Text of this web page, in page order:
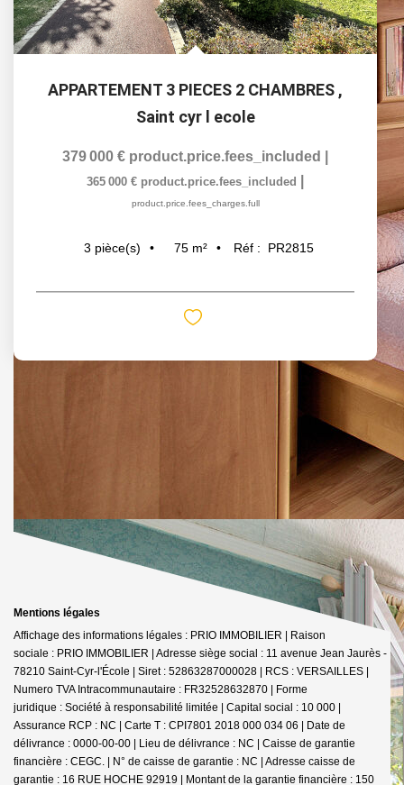
APPARTEMENT 3 PIECES 2 CHAMBRES ,
Saint cyr l ecole
379 000 € product.price.fees_included
365 000 € product.price.fees_included
product.price.fees_charges.full
3 pièce(s) 75 m² Réf : PR2815
Mentions légales
Affichage des informations légales : PRIO IMMOBILIER | Raison
sociale : PRIO IMMOBILIER | Adresse siège social : 11 avenue Jean Jaurès -
78210 Saint-Cyr-l'École | Siret : 52863287000028 | RCS : VERSAILLES |
Numero TVA Intracommunautaire : FR32528632870 | Forme
juridique : Société à responsabilité limitée | Capital social : 10 000 |
Assurance RCP : NC | Carte T : CPI7801 2018 000 034 06 | Date de
délivrance : 0000-00-00 | Lieu de délivrance : NC | Caisse de garantie
financière : CEGC. | N° de caisse de garantie : NC | Adresse caisse de
garantie : 16 RUE HOCHE 92919 | Montant de la garantie financière : 150